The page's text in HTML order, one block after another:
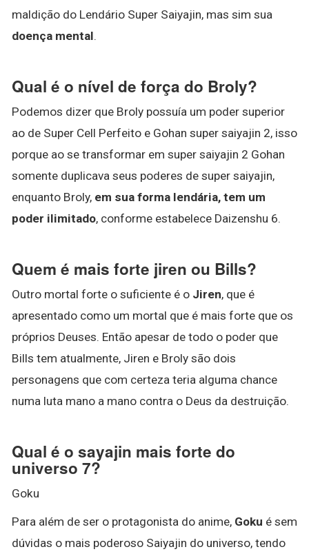
maldição do Lendário Super Saiyajin, mas sim sua
doença mental.
Qual é o nível de força do Broly?
Podemos dizer que Broly possuía um poder superior
ao de Super Cell Perfeito e Gohan super saiyajin 2, isso
porque ao se transformar em super saiyajin 2 Gohan
somente duplicava seus poderes de super saiyajin,
enquanto Broly, em sua forma lendária, tem um
poder ilimitado, conforme estabelece Daizenshu 6.
Quem é mais forte jiren ou Bills?
Outro mortal forte o suficiente é o Jiren, que é
apresentado como um mortal que é mais forte que os
próprios Deuses. Então apesar de todo o poder que
Bills tem atualmente, Jiren e Broly são dois
personagens que com certeza teria alguma chance
numa luta mano a mano contra o Deus da destruição.
Qual é o sayajin mais forte do
universo 7?
Goku
Para além de ser o protagonista do anime, Goku é sem
dúvidas o mais poderoso Saiyajin do universo, tendo